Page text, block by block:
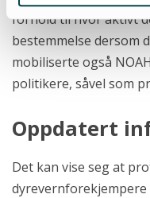
forhold til hvor aktivt
bestemmelse dersom
mobiliserte også
politikere, såvel som
Oppdatert
Det kan vise seg at